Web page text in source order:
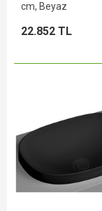
cm, Beyaz
22.852 TL